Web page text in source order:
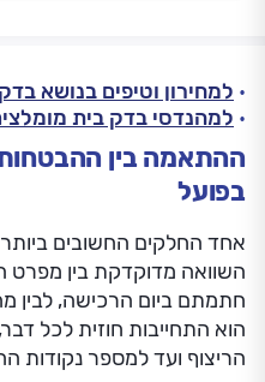
למחירון וטיפים בנושא
למהנדסי בדק בית
ההתאמה בין ההבטחות
בפועל
אחד החלקים החשובים
השוואה מדוקדקת בין מפרט
חתמתם ביום הרכישה,
הוא התחייבות חוזית לכל
הריצוף ועד למספר נקודות